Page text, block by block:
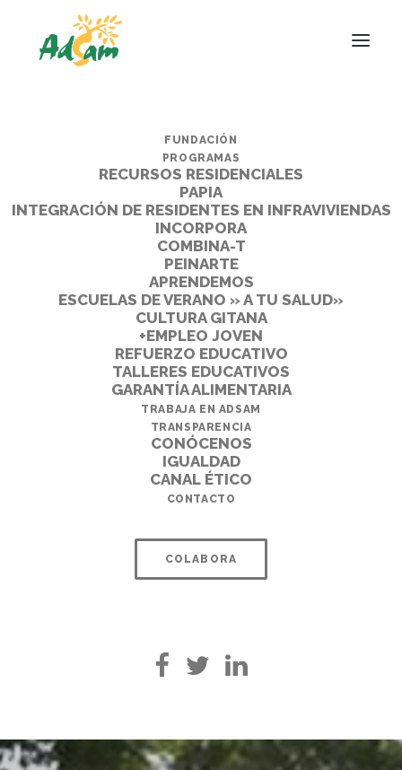
FUNDACIÓN
PROGRAMAS
RECURSOS RESIDENCIALES
PAPIA
INTEGRACIÓN DE RESIDENTES EN INFRAVIVIENDAS
INCORPORA
COMBINA-T
PEINARTE
APRENDEMOS
ESCUELAS DE VERANO » A TU SALUD»
CULTURA GITANA
+EMPLEO JOVEN
REFUERZO EDUCATIVO
TALLERES EDUCATIVOS
GARANTÍA ALIMENTARIA
TRABAJA EN ADSAM
TRANSPARENCIA
CONÓCENOS
IGUALDAD
CANAL ÉTICO
CONTACTO
COLABORA